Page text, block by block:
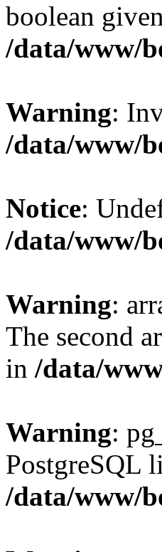
boolean
/data/www/
Warning:
/data/www/
Notice:
/data/www/
Warning:
The second
in /data/
Warning:
PostgreSQL
/data/www/